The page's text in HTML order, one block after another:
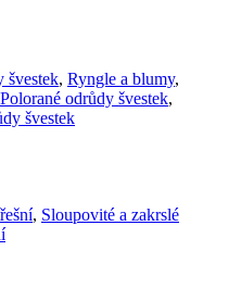
švestek, Ryngle a blumy,
Polorané odrůdy švestek,
švestek
, Sloupovité a zakrslé